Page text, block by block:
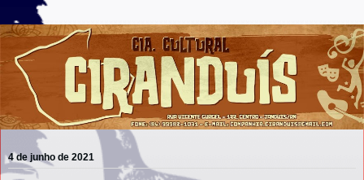
4 de junho de 2021